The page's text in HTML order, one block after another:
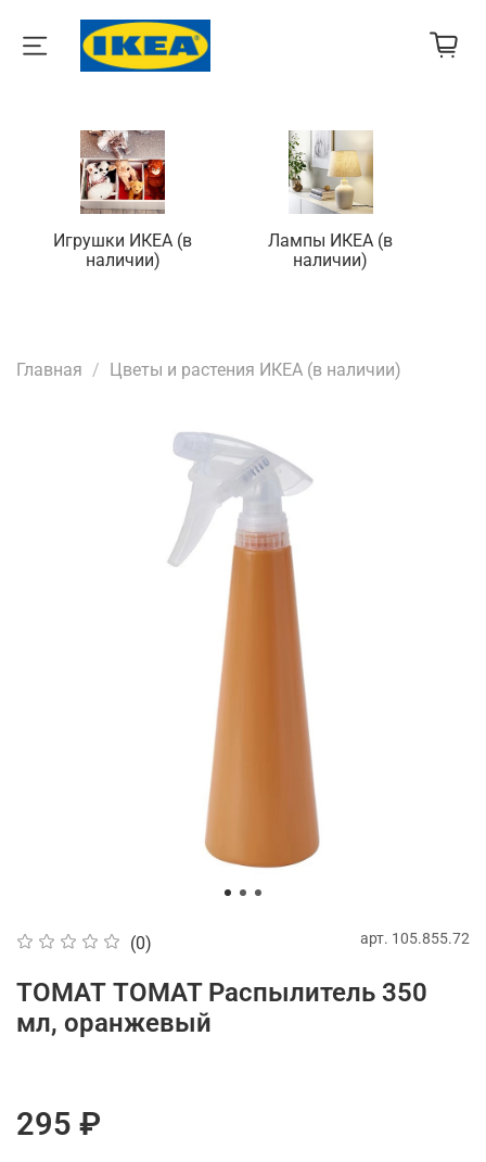
Игрушки ИКЕА (в
наличии)
Лампы ИКЕА (в
наличии)
Главная Цветы и растения ИКЕА (в наличии)
(0) арт. 105.855.72
ТОМАТ TOMAT Распылитель 350
мл, оранжевый
295 ₽